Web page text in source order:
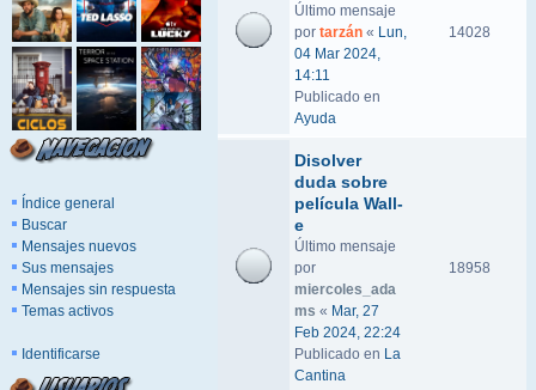
Índice general
Buscar
Mensajes nuevos
Sus mensajes
Mensajes sin respuesta
Temas activos
Identificarse
Último mensaje
por tarzán « Lun,
04 Mar 2024,
14:11
Publicado en
Ayuda
14028
Disolver
duda sobre
película Wall-
e
Último mensaje
por
miercoles_ada
ms « Mar, 27
Feb 2024, 22:24
Publicado en La
Cantina
18958